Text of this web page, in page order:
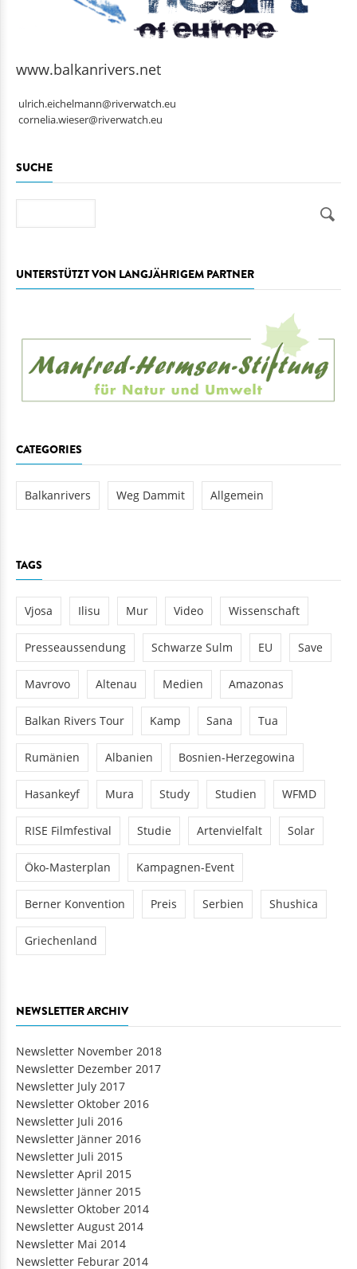
www.balkanrivers.net
ulrich.eichelmann@riverwatch.eu
cornelia.wieser@riverwatch.eu
SUCHE
UNTERSTÜTZT VON LANGJÄHRIGEM PARTNER
CATEGORIES
Balkanrivers Weg Dammit Allgemein
TAGS
Vjosa Ilisu Mur Video Wissenschaft
Presseaussendung Schwarze Sulm EU Save
Mavrovo Altenau Medien Amazonas
Balkan Rivers Tour Kamp Sana Tua
Rumänien Albanien Bosnien-Herzegowina
Hasankeyf Mura Study Studien WFMD
RISE Filmfestival Studie Artenvielfalt Solar
Öko-Masterplan Kampagnen-Event
Berner Konvention Preis Serbien Shushica
Griechenland
NEWSLETTER ARCHIV
Newsletter November 2018
Newsletter Dezember 2017
Newsletter July 2017
Newsletter Oktober 2016
Newsletter Juli 2016
Newsletter Jänner 2016
Newsletter Juli 2015
Newsletter April 2015
Newsletter Jänner 2015
Newsletter Oktober 2014
Newsletter August 2014
Newsletter Mai 2014
Newsletter Feburar 2014